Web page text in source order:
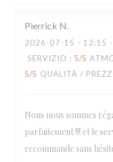
Pierrick N
2026-07-15 - 12:15
SERVIZIO : 5/5
5/5 QUALITÀ /
Nous nous sommes
parfaitement !!! et le
recommande sans